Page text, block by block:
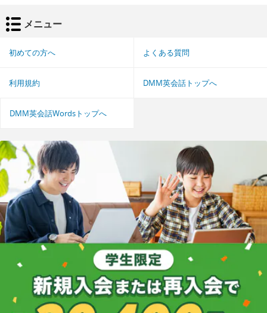
メニュー
初めての方へ よくある質問
利用規約 DMM英会話トップへ
DMM英会話Wordsトップへ